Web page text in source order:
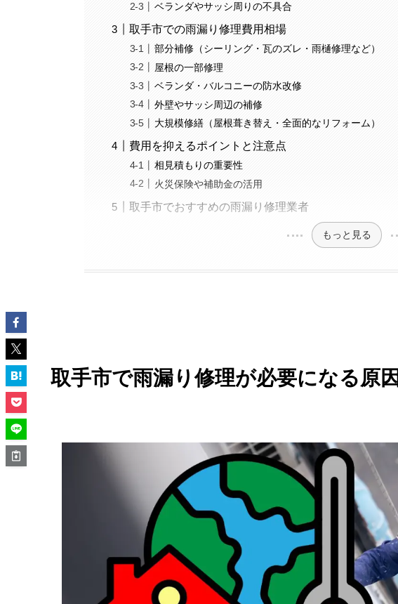
ベランダやサッシ周りの不具合
取手市での雨漏り修理費用相場
部分補修（シーリング・瓦のズレ・雨樋修理など）
屋根の一部修理
ベランダ・バルコニーの防水改修
外壁やサッシ周辺の補修
大規模修繕（屋根葺き替え・全面的なリフォーム）
費用を抑えるポイントと注意点
相見積もりの重要性
火災保険や補助金の活用
取手市でおすすめの雨漏り修理業者
もっと見る
取手市で雨漏り修理が必要になる原因